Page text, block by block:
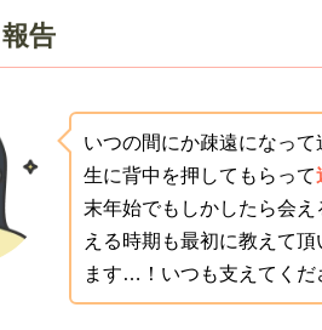
告
いつの間にか疎遠になっ
生に背中を押してもらって
末年始でもしかしたら会
える時期も最初に教えて
ます…！いつも支えてくだ